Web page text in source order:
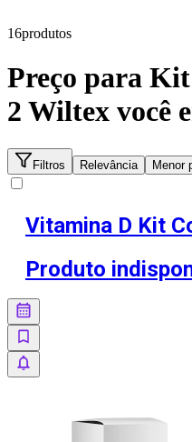
16produtos
Preço para Kit
2 Wiltex você
Filtros Relevância Menor
Vitamina D Kit
Produto